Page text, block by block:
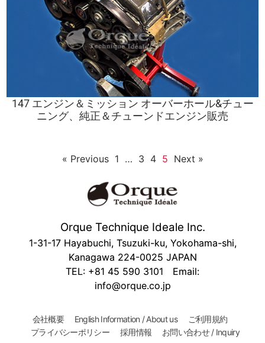
147 エンジン＆ミッション オーバーホール&チュー
ニング、純正＆チューンドエンジン販売
« Previous 1 … 3 4 5 Next »
Orque Technique Ideale Inc.
1-31-17 Hayabuchi, Tsuzuki-ku, Yokohama-shi,
Kanagawa 224-0025 JAPAN
TEL: +81 45 590 3101 Email:
info@orque.co.jp
会社概要 English Information / About us
ご利用規約
プライバシーポリシー
採用情報 お問い合わせ / Inquiry